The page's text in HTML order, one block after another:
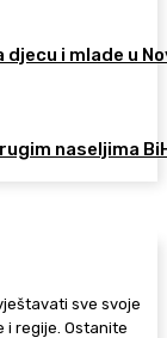
i mlade u
naseljima
sve svoje
i regije. Ostanite